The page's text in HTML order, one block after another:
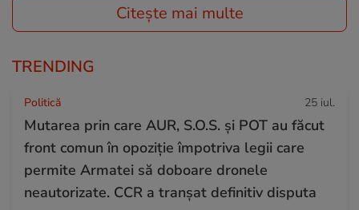
Citește mai multe
TRENDING
Politică 25 iul.
Mutarea prin care AUR, S.O.S. și POT au făcut
front comun în opoziție împotriva legii care
permite Armatei să doboare dronele
neautorizate. CCR a tranșat definitiv disputa